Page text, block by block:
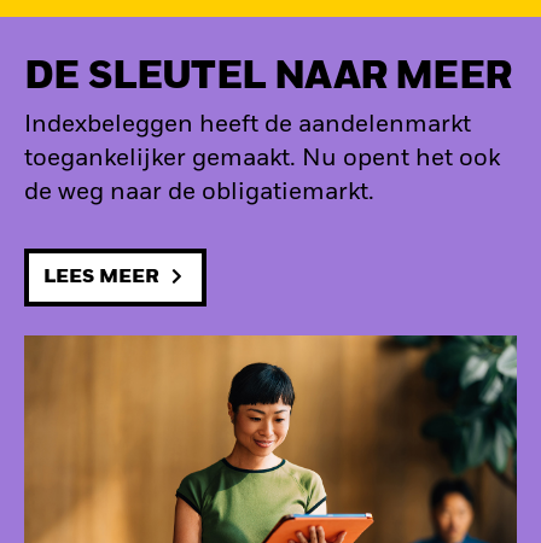
DE SLEUTEL NAAR MEER
Indexbeleggen heeft de aandelenmarkt
toegankelijker gemaakt. Nu opent het ook
de weg naar de obligatiemarkt.
LEES MEER